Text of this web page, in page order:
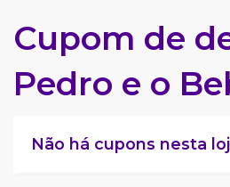
Cupom de
Pedro e o
Não há cupons nesta